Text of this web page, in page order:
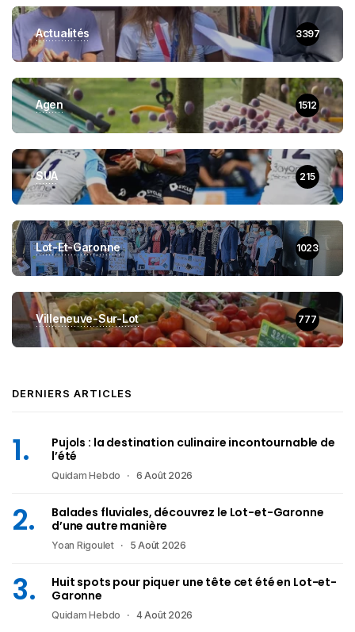
Actualités 3397
Agen 1512
SUA 215
Lot-Et-Garonne 1023
Villeneuve-Sur-Lot 777
DERNIERS ARTICLES
Pujols : la destination culinaire incontournable de
l’été
Quidam Hebdo 6 Août 2026
Balades fluviales, découvrez le Lot-et-Garonne
d’une autre manière
Yoan Rigoulet 5 Août 2026
Huit spots pour piquer une tête cet été en Lot-et-
Garonne
Quidam Hebdo 4 Août 2026